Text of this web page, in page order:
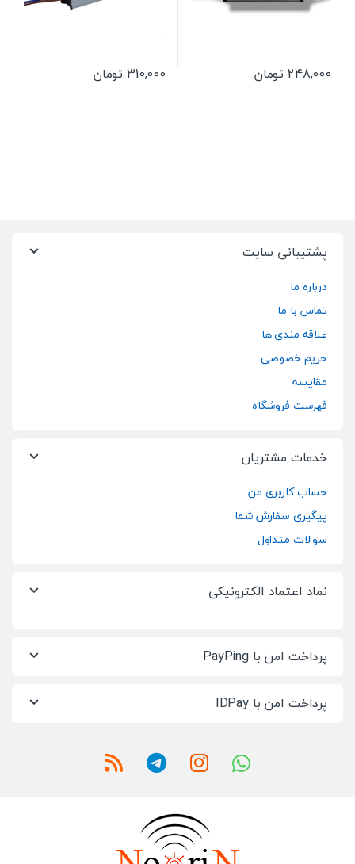
248,000تومان 310,000تومان
پشتیبانی سایت
درباره ما
تماس با ما
علاقه مندی ها
حریم خصوصی
مقایسه
فهرست فروشگاه
خدمات مشتریان
حساب کاربری من
پیگیری سفارش شما
سوالات متداول
نماد اعتماد الکترونیکی
پرداخت امن با PayPing
پرداخت امن با IDPay